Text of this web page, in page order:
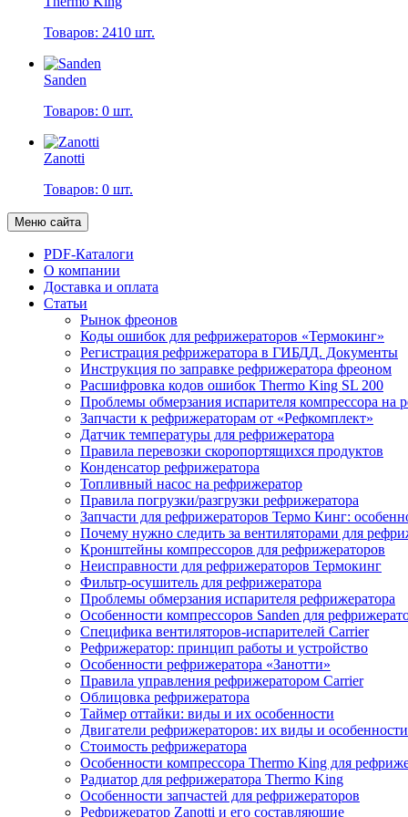
Товаров: 2410 шт.
Sanden
Товаров: 0 шт.
Zanotti
Товаров: 0 шт.
Меню сайта
PDF-Каталоги
О компании
Доставка и оплата
Статьи
Рынок фреонов
Коды ошибок для рефрижераторов «Термокинг»
Регистрация рефрижератора в ГИБДД. Документы
Инструкция по заправке рефрижератора фреоном
Расшифровка кодов ошибок Thermo King SL 200
Проблемы обмерзания испарителя компрессора на
Запчасти к рефрижераторам от «Рефкомплект»
Датчик температуры для рефрижератора
Правила перевозки скоропортящихся продуктов
Конденсатор рефрижератора
Топливный насос на рефрижератор
Правила погрузки/разгрузки рефрижератора
Запчасти для рефрижераторов Термо Кинг:
Почему нужно следить за вентиляторами для
Кронштейны компрессоров для рефрижераторов
Неисправности для рефрижераторов Термокинг
Фильтр-осушитель для рефрижератора
Проблемы обмерзания испарителя рефрижератора
Особенности компрессоров Sanden для
Специфика вентиляторов-испарителей Carrier
Рефрижератор: принцип работы и устройство
Особенности рефрижератора «Занотти»
Правила управления рефрижератором Carrier
Облицовка рефрижератора
Таймер оттайки: виды и их особенности
Двигатели рефрижераторов: их виды и особенности
Стоимость рефрижератора
Особенности компрессора Thermo King для
Радиатор для рефрижератора Thermo King
Особенности запчастей для рефрижераторов
Рефрижератор Zanotti и его составляющие